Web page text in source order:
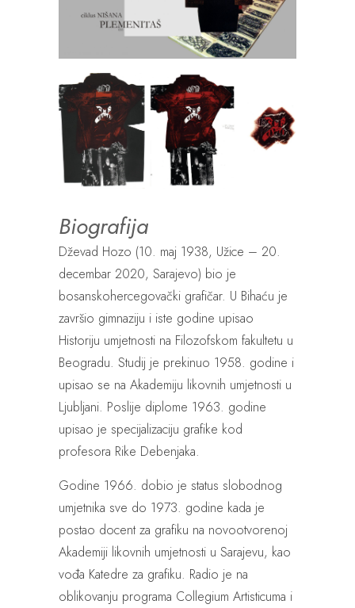
Biografija
Dževad Hozo (10. maj 1938, Užice – 20.
decembar 2020, Sarajevo) bio je
bosanskohercegovački grafičar. U Bihaću je
završio gimnaziju i iste godine upisao
Historiju umjetnosti na Filozofskom fakultetu u
Beogradu. Studij je prekinuo 1958. godine i
upisao se na Akademiju likovnih umjetnosti u
Ljubljani. Poslije diplome 1963. godine
upisao je specijalizaciju grafike kod
profesora Rike Debenjaka.
Godine 1966. dobio je status slobodnog
umjetnika sve do 1973. godine kada je
postao docent za grafiku na novootvorenoj
Akademiji likovnih umjetnosti u Sarajevu, kao
vođa Katedre za grafiku. Radio je na
oblikovanju programa Collegium Artisticuma i